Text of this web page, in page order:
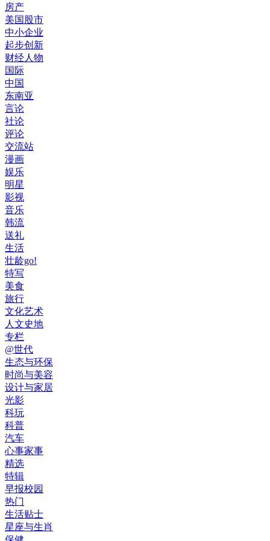
房产
美国股市
中小企业
起步创新
财经人物
国际
中国
东南亚
言论
社论
评论
交流站
漫画
娱乐
明星
影视
音乐
韩流
送礼
生活
壮龄go!
特写
美食
旅行
文化艺术
人文史地
专栏
@世代
生态与环保
时尚与美容
设计与家居
光影
科玩
科普
汽车
心事家事
精选
特辑
早报校园
热门
生活贴士
星座与生肖